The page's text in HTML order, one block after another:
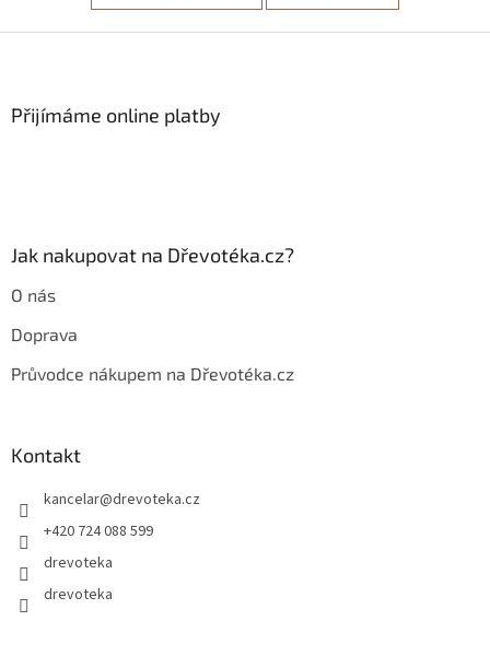
Přijímáme online platby
Jak nakupovat na Dřevotéka.cz?
O nás
Doprava
Průvodce nákupem na Dřevotéka.cz
Kontakt
kancelar@drevoteka.cz
+420 724 088 599
drevoteka
drevoteka